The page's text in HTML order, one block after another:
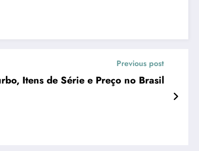
Previous post
Itens de Série e Preço no Brasil